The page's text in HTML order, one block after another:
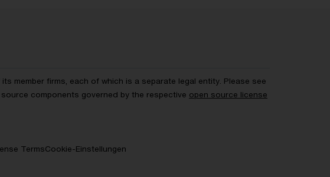
member firms, each of which is a separate legal entity. Please see
components governed by the respective open source license
TermsCookie-Einstellungen